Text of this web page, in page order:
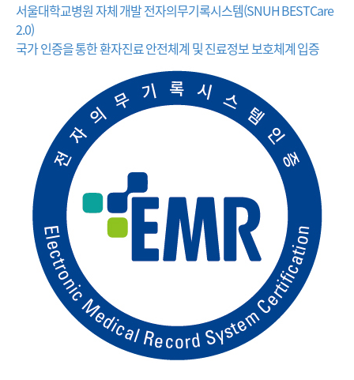
서울대학교병원 자체 개발 전자의무기록시스템(SNUH BESTCare
2.0)
국가 인증을 통한 환자진료 안전체계 및 진료정보 보호체계 입증